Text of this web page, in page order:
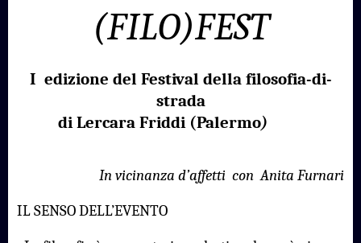
(FILO)FEST
I edizione del Festival della filosofia-di-
strada
di Lercara Friddi (Palermo)
In vicinanza d’affetti con Anita Furnari
IL SENSO DELL’EVENTO